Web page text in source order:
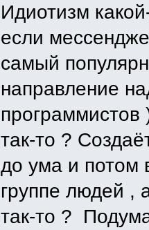
Идиотизм
если
самый
направление
так-то ?
до ума и потом
группе людей ,
так-то ?